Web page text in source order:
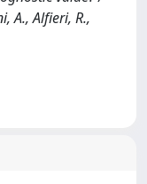
A., Alfieri, R.,